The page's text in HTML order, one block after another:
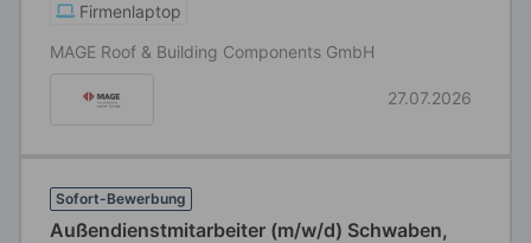
Firmenlaptop
MAGE Roof & Building Components GmbH
27.07.2026
Sofort-Bewerbung
Außendienstmitarbeiter (m/w/d) Schwaben,